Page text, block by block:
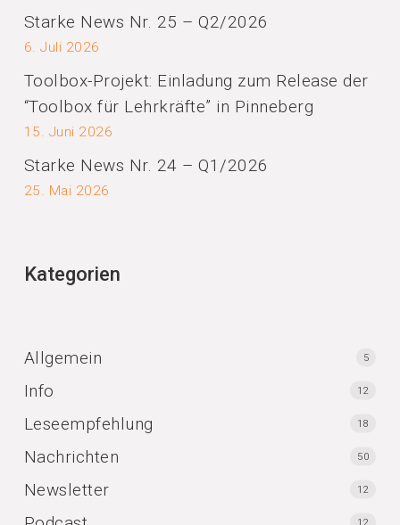
Starke News Nr. 25 – Q2/2026
6. Juli 2026
Toolbox-Projekt: Einladung zum Release der
“Toolbox für Lehrkräfte” in Pinneberg
15. Juni 2026
Starke News Nr. 24 – Q1/2026
25. Mai 2026
Kategorien
Allgemein 5
Info 12
Leseempfehlung 18
Nachrichten 50
Newsletter 12
12